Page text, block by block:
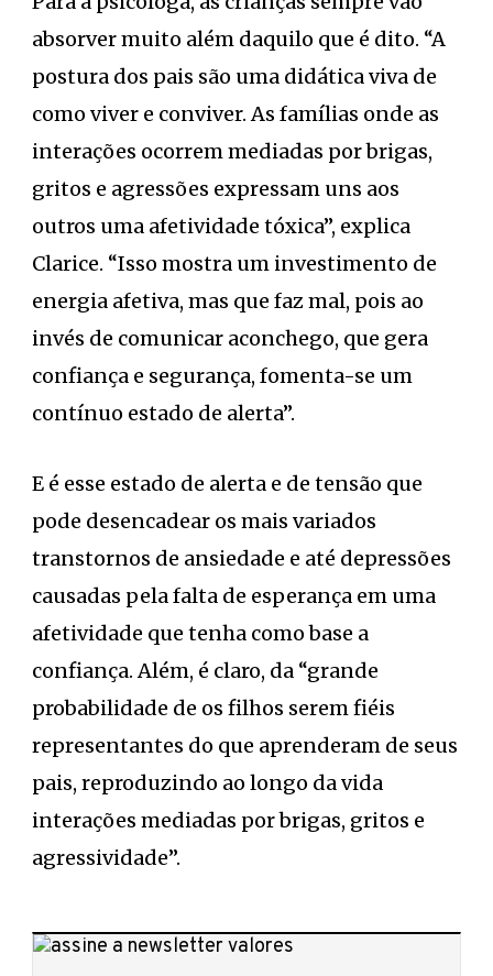
absorver muito além daquilo que é dito. “A
postura dos pais são uma didática viva de
como viver e conviver. As famílias onde as
interações ocorrem mediadas por brigas,
gritos e agressões expressam uns aos
outros uma afetividade tóxica”, explica
Clarice. “Isso mostra um investimento de
energia afetiva, mas que faz mal, pois ao
invés de comunicar aconchego, que gera
confiança e segurança, fomenta-se um
contínuo estado de alerta”.
E é esse estado de alerta e de tensão que
pode desencadear os mais variados
transtornos de ansiedade e até depressões
causadas pela falta de esperança em uma
afetividade que tenha como base a
confiança. Além, é claro, da “grande
probabilidade de os filhos serem fiéis
representantes do que aprenderam de seus
pais, reproduzindo ao longo da vida
interações mediadas por brigas, gritos e
agressividade”.